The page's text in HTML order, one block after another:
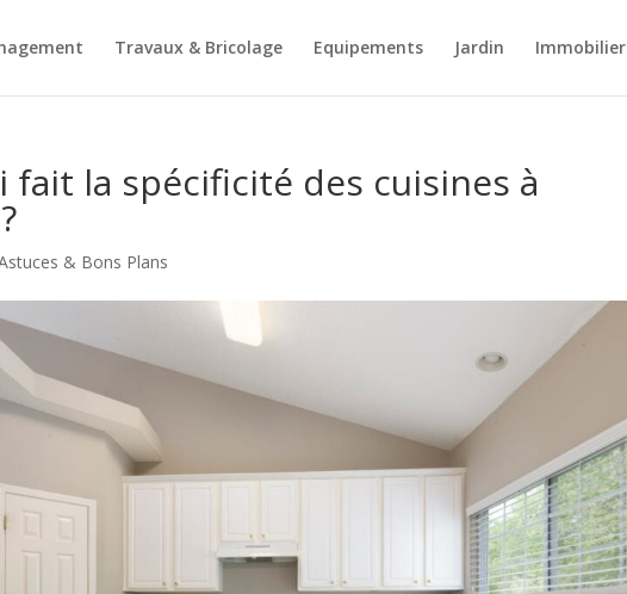
Travaux & Bricolage Equipements Jardin Immobilier
fait la spécificité des cuisines à
& Bons Plans